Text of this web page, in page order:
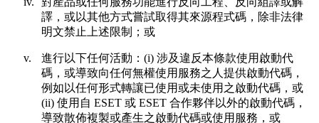
譯，或以其他方式嘗試取得其來源程式碼，除非法律
明文禁止上述限制；或
v.
進行以下任何活動：(i) 涉及違反本條款使用啟動代
碼，或導致向任何無權使用服務之人提供啟動代碼，
例如以任何形式轉讓已使用或未使用之啟動代碼，或
(ii) 使用自 ESET 或 ESET 合作夥伴以外的啟動代碼，
導致散佈複製或產生之啟動代碼或使用服務，或